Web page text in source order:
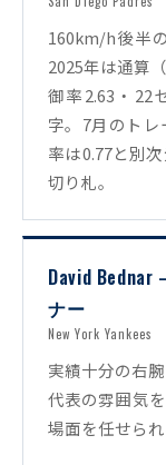
160km/h後半
2025年は通算
御率2.63・22
字。7月のト
率は0.77と別
切り札。
David
ナー
New York Yankees
実績十分の右
代表の雰囲気
場面を任せら